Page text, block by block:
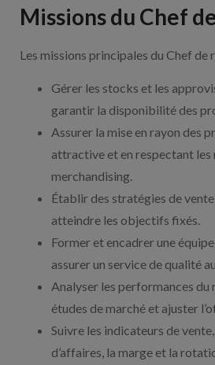
Missions du Chef
Les missions principales du Chef de
Gérer les stocks et les
garantir la disponibilité des
Assurer la mise en rayon des
attractive et en respectant les
merchandising.
Établir des stratégies de
atteindre les objectifs fixés.
Former et encadrer une
assurer un service de qualité
Analyser les performances du
études de marché et ajuster
Suivre les indicateurs de
d’affaires, la marge et la